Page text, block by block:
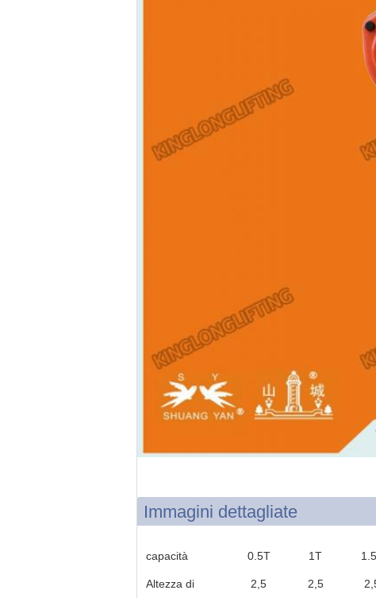
Immagini dettagliate
capacità 0.5T 1T
Altezza di
2,5 2,5